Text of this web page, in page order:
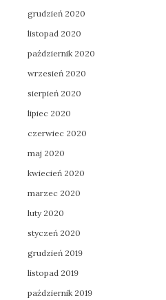
grudzień 2020
listopad 2020
październik 2020
wrzesień 2020
sierpień 2020
lipiec 2020
czerwiec 2020
maj 2020
kwiecień 2020
marzec 2020
luty 2020
styczeń 2020
grudzień 2019
listopad 2019
październik 2019